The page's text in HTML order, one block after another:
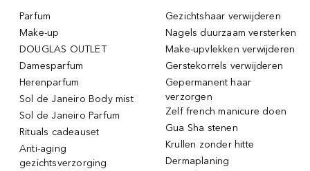
Parfum
Make-up
DOUGLAS OUTLET
Damesparfum
Herenparfum
Sol de Janeiro Body mist
Sol de Janeiro Parfum
Rituals cadeauset
Anti-aging
gezichtsverzorging
Gezichtshaar verwijderen
Nagels duurzaam versterken
Make-upvlekken verwijderen
Gerstekorrels verwijderen
Gepermanent haar
verzorgen
Zelf french manicure doen
Gua Sha stenen
Krullen zonder hitte
Dermaplaning